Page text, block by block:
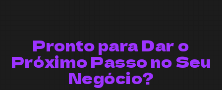
Pronto para Dar o
Próximo Passo no Seu
Negócio?